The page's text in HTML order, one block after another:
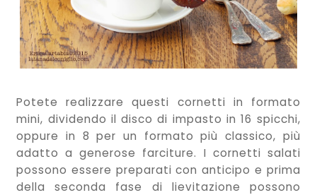
Potete realizzare questi cornetti in formato
mini, dividendo il disco di impasto in 16 spicchi,
oppure in 8 per un formato più classico, più
adatto a generose farciture. I cornetti salati
possono essere preparati con anticipo e prima
della seconda fase di lievitazione possono